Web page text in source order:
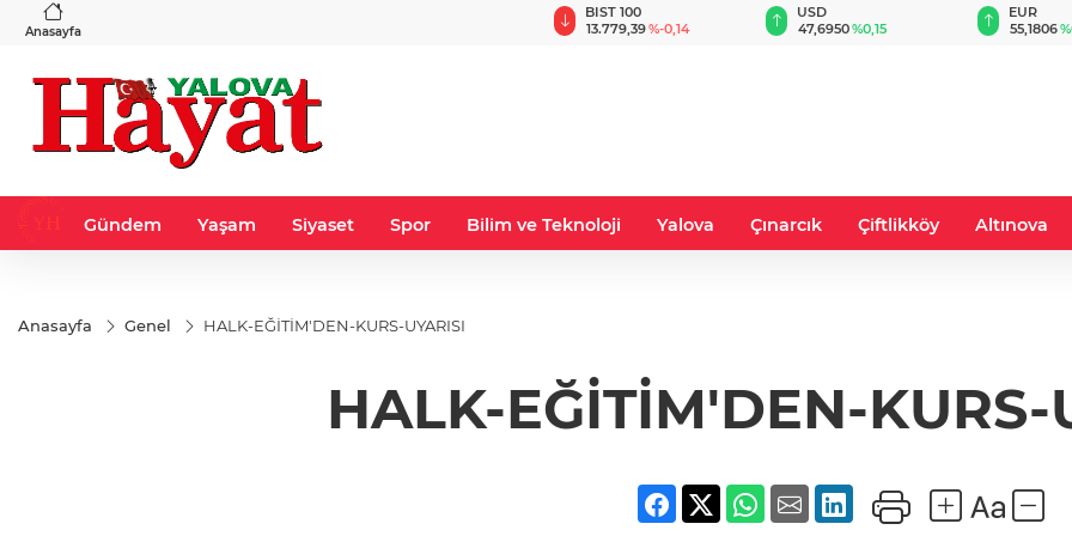
Anasayfa
%-0,22
BIST 100
13.779,39%-0,14
USD
47,6950%0,15
EUR
55,1806
Gündem Yaşam Siyaset Spor Bilim ve Teknoloji Yalova Çınarcık Çiftlikköy Altınova
Anasayfa Genel HALK-EĞİTİM'DEN-KURS-UYARISI
HALK-EĞİTİM'DEN-KURS-